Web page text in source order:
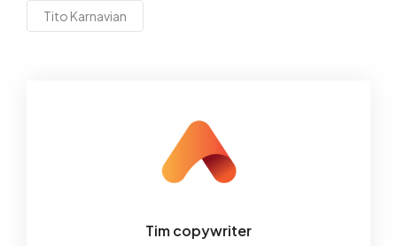
Tito Karnavian
Tim copywriter